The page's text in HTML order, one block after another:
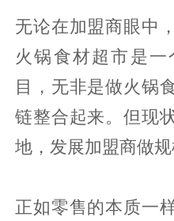
无论在加盟商眼中
火锅食材超市是
目，无非是做火锅
链整合起来。但现
地，发展加盟商做规
正如零售的本质一